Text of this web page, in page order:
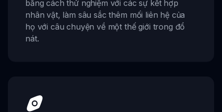
bằng cách thử nghiệm với các sự kết hợp
nhân vật, làm sâu sắc thêm mối liên hệ của
họ với câu chuyện về một thế giới trong đổ
nát.